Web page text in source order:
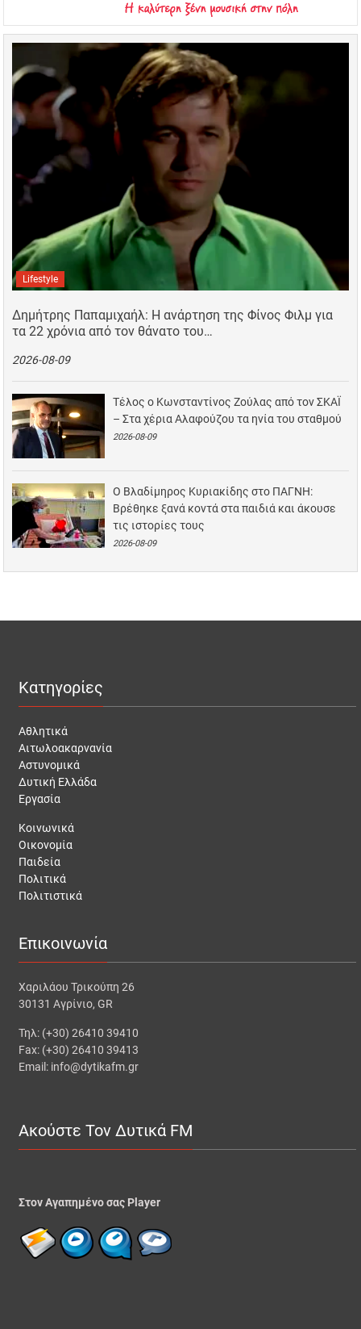
Lifestyle
Δημήτρης Παπαμιχαήλ: Η ανάρτηση της Φίνος Φιλμ για
τα 22 χρόνια από τον θάνατο του…
2026-08-09
Τέλος ο Κωνσταντίνος Ζούλας από τον ΣΚΑΪ
– Στα χέρια Αλαφούζου τα ηνία του σταθμού
2026-08-09
Ο Βλαδίμηρος Κυριακίδης στο ΠΑΓΝΗ:
Βρέθηκε ξανά κοντά στα παιδιά και άκουσε
τις ιστορίες τους
2026-08-09
Κατηγορίες
Αθλητικά
Αιτωλοακαρνανία
Αστυνομικά
Δυτική Ελλάδα
Εργασία
Κοινωνικά
Οικονομία
Παιδεία
Πολιτικά
Πολιτιστικά
Επικοινωνία
Χαριλάου Τρικούπη 26
30131 Αγρίνιο, GR
Τηλ: (+30) 26410 39410
Fax: (+30) 26410 39413
Email: info@dytikafm.gr
Ακούστε Τον Δυτικά FM
Στον Αγαπημένο σας Player